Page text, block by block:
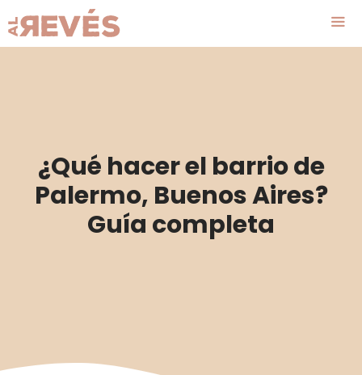
al
contenido
¿Qué hacer el barrio de
Palermo, Buenos Aires?
Guía completa